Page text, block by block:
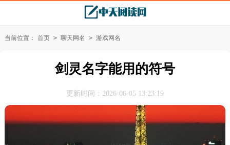
当前位置： 首页 > 聊天网名 > 游戏网名
剑灵名字能用的符号
更新时间：2026-06-05 13:23:19